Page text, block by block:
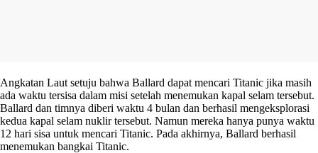
Angkatan Laut setuju bahwa Ballard dapat mencari Titanic jika masih
ada waktu tersisa dalam misi setelah menemukan kapal selam tersebut.
Ballard dan timnya diberi waktu 4 bulan dan berhasil mengeksplorasi
kedua kapal selam nuklir tersebut. Namun mereka hanya punya waktu
12 hari sisa untuk mencari Titanic. Pada akhirnya, Ballard berhasil
menemukan bangkai Titanic.